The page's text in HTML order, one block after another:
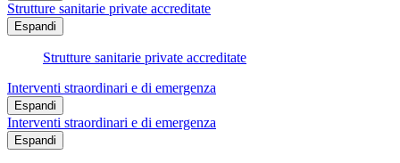
Strutture sanitarie private accreditate
Espandi
Strutture sanitarie private accreditate
Interventi straordinari e di emergenza
Espandi
Interventi straordinari e di emergenza
Espandi